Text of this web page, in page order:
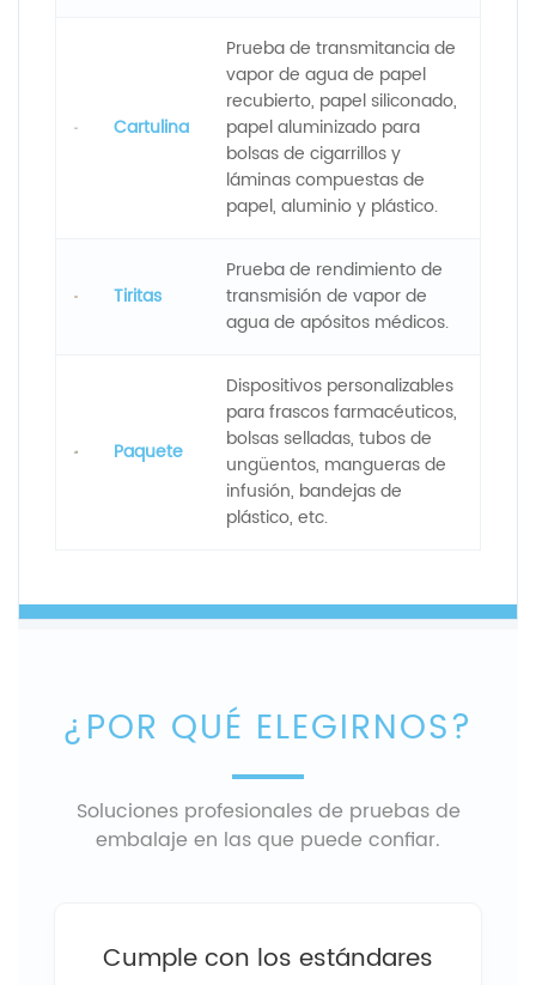
Cartulina
Prueba de transmitancia de
vapor de agua de papel
recubierto, papel siliconado,
papel aluminizado para
bolsas de cigarrillos y
láminas compuestas de
papel, aluminio y plástico.
Tiritas
Prueba de rendimiento de
transmisión de vapor de
agua de apósitos médicos.
Paquete
Dispositivos personalizables
para frascos farmacéuticos,
bolsas selladas, tubos de
ungüentos, mangueras de
infusión, bandejas de
plástico, etc.
¿POR QUÉ ELEGIRNOS?
Soluciones profesionales de pruebas de
embalaje en las que puede confiar.
Cumple con los estándares